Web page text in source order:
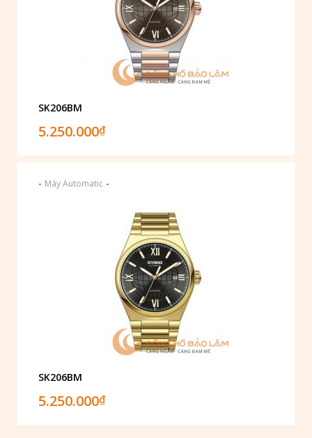
SK206BM
5.250.000₫
- Máy Automatic -
SK206BM
5.250.000₫